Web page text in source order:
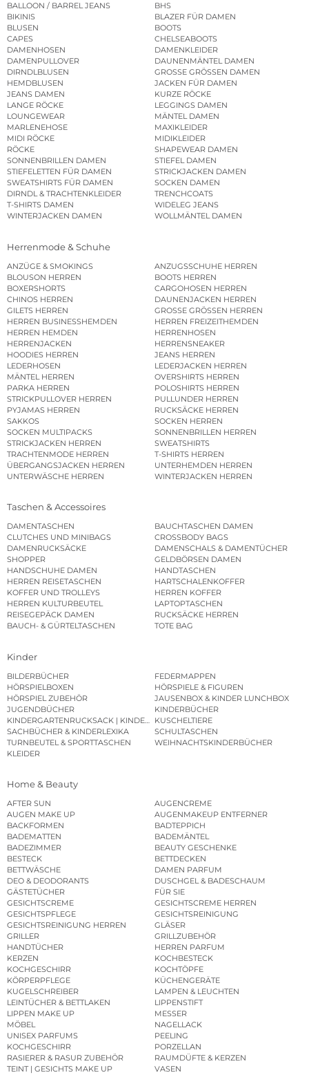
BALLOON / BARREL JEANS
BHS
BIKINIS
BLAZER FÜR DAMEN
BLUSEN
BOOTS
CAPES
CHELSEABOOTS
DAMENHOSEN
DAMENKLEIDER
DAMENPULLOVER
DAUNENMÄNTEL DAMEN
DIRNDLBLUSEN
GROSSE GRÖSSEN DAMEN
HEMDBLUSEN
JACKEN FÜR DAMEN
JEANS DAMEN
KURZE RÖCKE
LANGE RÖCKE
LEGGINGS DAMEN
LOUNGEWEAR
MÄNTEL DAMEN
MARLENEHOSE
MAXIKLEIDER
MIDI RÖCKE
MIDIKLEIDER
RÖCKE
SHAPEWEAR DAMEN
SONNENBRILLEN DAMEN
STIEFEL DAMEN
STIEFELETTEN FÜR DAMEN
STRICKJACKEN DAMEN
SWEATSHIRTS FÜR DAMEN
SOCKEN DAMEN
DIRNDL & TRACHTENKLEIDER
TRENCHCOATS
T-SHIRTS DAMEN
WIDELEG JEANS
WINTERJACKEN DAMEN
WOLLMÄNTEL DAMEN
Herrenmode & Schuhe
ANZÜGE & SMOKINGS
ANZUGSSCHUHE HERREN
BLOUSON HERREN
BOOTS HERREN
BOXERSHORTS
CARGOHOSEN HERREN
CHINOS HERREN
DAUNENJACKEN HERREN
GILETS HERREN
GROSSE GRÖSSEN HERREN
HERREN BUSINESSHEMDEN
HERREN FREIZEITHEMDEN
HERREN HEMDEN
HERRENHOSEN
HERRENJACKEN
HERRENSNEAKER
HOODIES HERREN
JEANS HERREN
LEDERHOSEN
LEDERJACKEN HERREN
MÄNTEL HERREN
OVERSHIRTS HERREN
PARKA HERREN
POLOSHIRTS HERREN
STRICKPULLOVER HERREN
PULLUNDER HERREN
PYJAMAS HERREN
RUCKSÄCKE HERREN
SAKKOS
SOCKEN HERREN
SOCKEN MULTIPACKS
SONNENBRILLEN HERREN
STRICKJACKEN HERREN
SWEATSHIRTS
TRACHTENMODE HERREN
T-SHIRTS HERREN
ÜBERGANGSJACKEN HERREN
UNTERHEMDEN HERREN
UNTERWÄSCHE HERREN
WINTERJACKEN HERREN
Taschen & Accessoires
DAMENTASCHEN
BAUCHTASCHEN DAMEN
CLUTCHES UND MINIBAGS
CROSSBODY BAGS
DAMENRUCKSÄCKE
DAMENSCHALS & DAMENTÜCHER
SHOPPER
GELDBÖRSEN DAMEN
HANDSCHUHE DAMEN
HANDTASCHEN
HERREN REISETASCHEN
HARTSCHALENKOFFER
KOFFER UND TROLLEYS
HERREN KOFFER
HERREN KULTURBEUTEL
LAPTOPTASCHEN
REISEGEPÄCK DAMEN
RUCKSÄCKE HERREN
BAUCH- & GÜRTELTASCHEN
TOTE BAG
Kinder
BILDERBÜCHER
FEDERMAPPEN
HÖRSPIELBOXEN
HÖRSPIELE & FIGUREN
HÖRSPIEL ZUBEHÖR
JAUSENBOX & KINDER LUNCHBOX
JUGENDBÜCHER
KINDERBÜCHER
KINDERGARTENRUCKSACK | KINDERGARTENBEUTEL
KUSCHELTIERE
SACHBÜCHER & KINDERLEXIKA
SCHULTASCHEN
TURNBEUTEL & SPORTTASCHEN
WEIHNACHTSKINDERBÜCHER
KLEIDER
Home & Beauty
AFTER SUN
AUGENCREME
AUGEN MAKE UP
AUGENMAKEUP ENTFERNER
BACKFORMEN
BADTEPPICH
BADEMATTEN
BADEMÄNTEL
BADEZIMMER
BEAUTY GESCHENKE
BESTECK
BETTDECKEN
BETTWÄSCHE
DAMEN PARFUM
DEO & DEODORANTS
DUSCHGEL & BADESCHAUM
GÄSTETÜCHER
FÜR SIE
GESICHTSCREME
GESICHTSCREME HERREN
GESICHTSPFLEGE
GESICHTSREINIGUNG
GESICHTSREINIGUNG HERREN
GLÄSER
GRILLER
GRILLZUBEHÖR
HANDTÜCHER
HERREN PARFUM
KERZEN
KOCHBESTECK
KOCHGESCHIRR
KOCHTÖPFE
KÖRPERPFLEGE
KÜCHENGERÄTE
KUGELSCHREIBER
LAMPEN & LEUCHTEN
LEINTÜCHER & BETTLAKEN
LIPPENSTIFT
LIPPEN MAKE UP
MESSER
MÖBEL
NAGELLACK
UNISEX PARFUMS
PEELING
KOCHGESCHIRR
PORZELLAN
RASIERER & RASUR ZUBEHÖR
RAUMDÜFTE & KERZEN
TEINT | GESICHTS MAKE UP
VASEN